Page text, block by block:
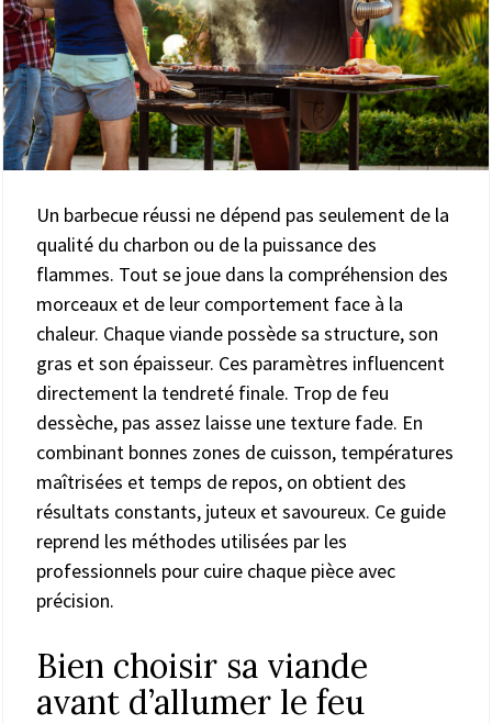
Un barbecue réussi ne dépend pas seulement de la
qualité du charbon ou de la puissance des
flammes. Tout se joue dans la compréhension des
morceaux et de leur comportement face à la
chaleur. Chaque viande possède sa structure, son
gras et son épaisseur. Ces paramètres influencent
directement la tendreté finale. Trop de feu
dessèche, pas assez laisse une texture fade. En
combinant bonnes zones de cuisson, températures
maîtrisées et temps de repos, on obtient des
résultats constants, juteux et savoureux. Ce guide
reprend les méthodes utilisées par les
professionnels pour cuire chaque pièce avec
précision.
Bien choisir sa viande
avant d’allumer le feu